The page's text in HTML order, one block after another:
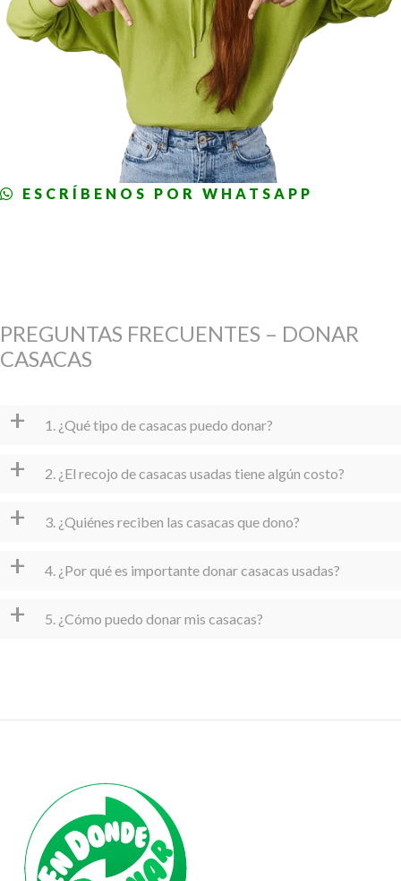
ESCRÍBENOS POR WHATSAPP
PREGUNTAS FRECUENTES – DONAR
CASACAS
+ 1. ¿Qué tipo de casacas puedo donar?
+ 2. ¿El recojo de casacas usadas tiene algún costo?
+ 3. ¿Quiénes reciben las casacas que dono?
+ 4. ¿Por qué es importante donar casacas usadas?
+ 5. ¿Cómo puedo donar mis casacas?